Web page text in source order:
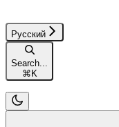
Русский
Search...
⌘ K